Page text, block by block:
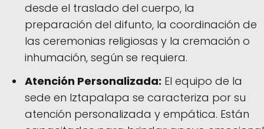
desde el traslado del cuerpo, la
preparación del difunto, la coordinación de
las ceremonias religiosas y la cremación o
inhumación, según se requiera.
Atención Personalizada: El equipo de la
sede en Iztapalapa se caracteriza por su
atención personalizada y empática. Están